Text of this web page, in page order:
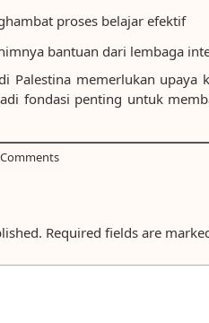
proses belajar efektif
bantuan dari lembaga
Palestina memerlukan
fondasi penting untuk
Required fields are